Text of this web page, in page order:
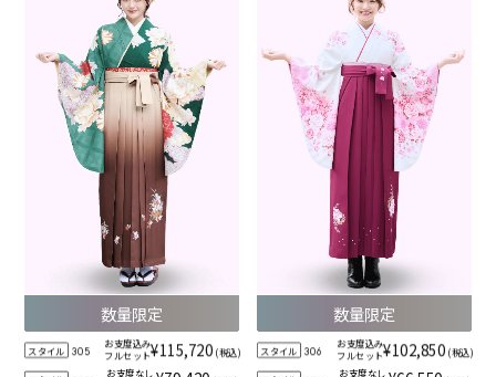
数量限定
スタイル 305
お支度込み
フルセット¥115,720 (税込)
お支度なし
数量限定
スタイル 306
お支度込み
フルセット¥102,850 (税込)
お支度なし